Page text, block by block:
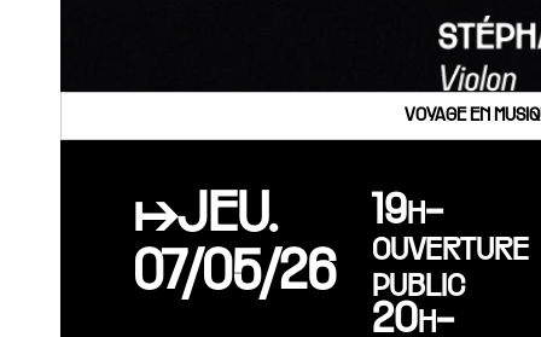
VOYAGE EN
↦JEU.
07/05/26
19h-
ouverture
public
20h-